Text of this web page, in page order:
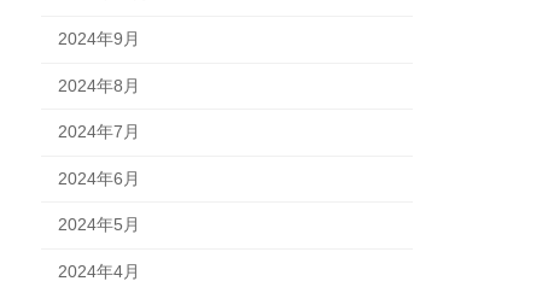
2024年9月
2024年8月
2024年7月
2024年6月
2024年5月
2024年4月